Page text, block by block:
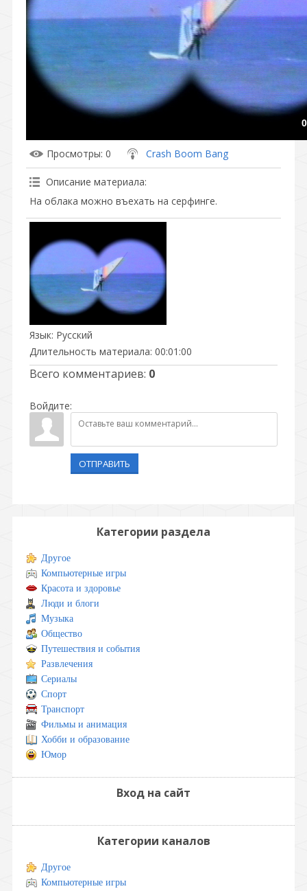
Просмотры: 0 Crash Boom Bang
Описание материала:
На облака можно въехать на серфинге.
Язык: Русский
Длительность материала: 00:01:00
Всего комментариев: 0
Войдите:
ОТПРАВИТЬ
Категории раздела
Другое
Компьютерные игры
Красота и здоровье
Люди и блоги
Музыка
Общество
Путешествия и события
Развлечения
Сериалы
Спорт
Транспорт
Фильмы и анимация
Хобби и образование
Юмор
Вход на сайт
Категории каналов
Другое
Компьютерные игры